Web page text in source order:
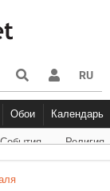
RU
События Грустные
Рождения
Обои
Музыка
Календарь
Cобытия Религия